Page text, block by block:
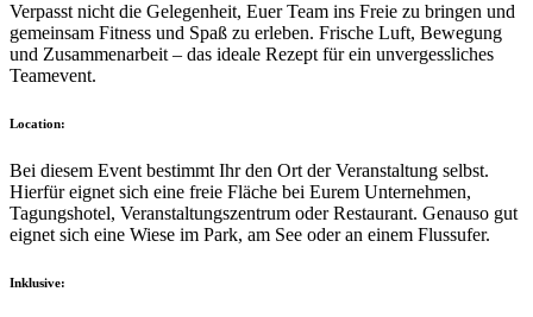
Verpasst nicht die Gelegenheit, Euer Team ins Freie zu bringen und
gemeinsam Fitness und Spaß zu erleben. Frische Luft, Bewegung
und Zusammenarbeit – das ideale Rezept für ein unvergessliches
Teamevent.
Location:
Bei diesem Event bestimmt Ihr den Ort der Veranstaltung selbst.
Hierfür eignet sich eine freie Fläche bei Eurem Unternehmen,
Tagungshotel, Veranstaltungszentrum oder Restaurant. Genauso gut
eignet sich eine Wiese im Park, am See oder an einem Flussufer.
Inklusive: